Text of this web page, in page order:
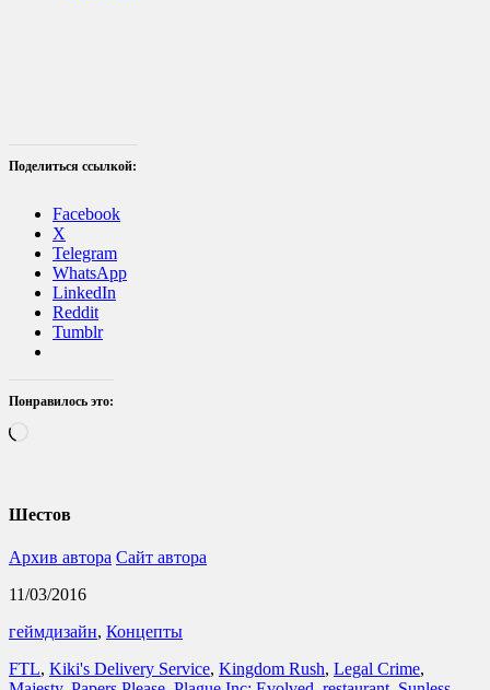
Поделиться ссылкой:
Facebook
X
Telegram
WhatsApp
LinkedIn
Reddit
Tumblr
Понравилось это:
Шестов
Архив автора Сайт автора
11/03/2016
геймдизайн, Концепты
FTL, Kiki's Delivery Service, Kingdom Rush, Legal Crime,